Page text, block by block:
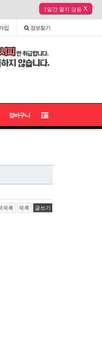
1일간 열지 않음 X
입 정보찾기
장바구니
목록 목록 글쓰기